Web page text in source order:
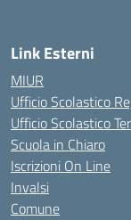
Link Esterni
MIUR
Ufficio Scolastico
Ufficio Scolastico
Scuola in Chiaro
Iscrizioni On Line
Invalsi
Comune